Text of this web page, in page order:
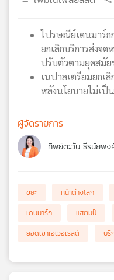
ไปรษณีย์เดนมาร์ก
ยกเลิกบริการส่งจ
ปรับตัวตามยุคสมัย
เนปาลเตรียมยกเลิ
หลังนโยบายไม่เป็
ผู้จัดรายการ
ทิพย์ตะวัน ธีรนัยพง
ขยะ หน้าต่างโลก
เดนมาร์ก
แสตมป์
ยอดเขาเอเวอเรสต์
บริ